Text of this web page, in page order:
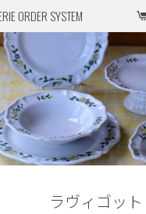
ORDER SYSTEM
ラヴィゴット